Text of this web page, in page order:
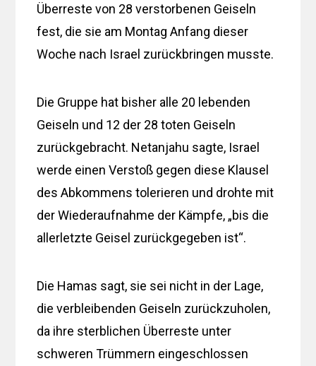
Überreste von 28 verstorbenen Geiseln
fest, die sie am Montag Anfang dieser
Woche nach Israel zurückbringen musste.
Die Gruppe hat bisher alle 20 lebenden
Geiseln und 12 der 28 toten Geiseln
zurückgebracht. Netanjahu sagte, Israel
werde einen Verstoß gegen diese Klausel
des Abkommens tolerieren und drohte mit
der Wiederaufnahme der Kämpfe, „bis die
allerletzte Geisel zurückgegeben ist“.
Die Hamas sagt, sie sei nicht in der Lage,
die verbleibenden Geiseln zurückzuholen,
da ihre sterblichen Überreste unter
schweren Trümmern eingeschlossen